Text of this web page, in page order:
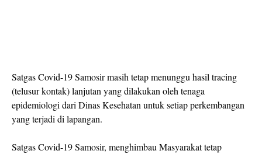
Satgas Covid-19 Samosir masih tetap menunggu hasil tracing
(telusur kontak) lanjutan yang dilakukan oleh tenaga
epidemiologi dari Dinas Kesehatan untuk setiap perkembangan
yang terjadi di lapangan.
Satgas Covid-19 Samosir, menghimbau Masyarakat tetap